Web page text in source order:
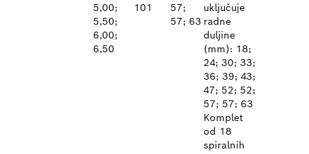
5,00;
5,50;
6,00;
6,50
101
57;
57; 63
uključuje
radne
duljine
(mm): 18;
24; 30; 33;
36; 39; 43;
47; 52; 52;
57; 57; 63
Komplet
od 18
spiralnih